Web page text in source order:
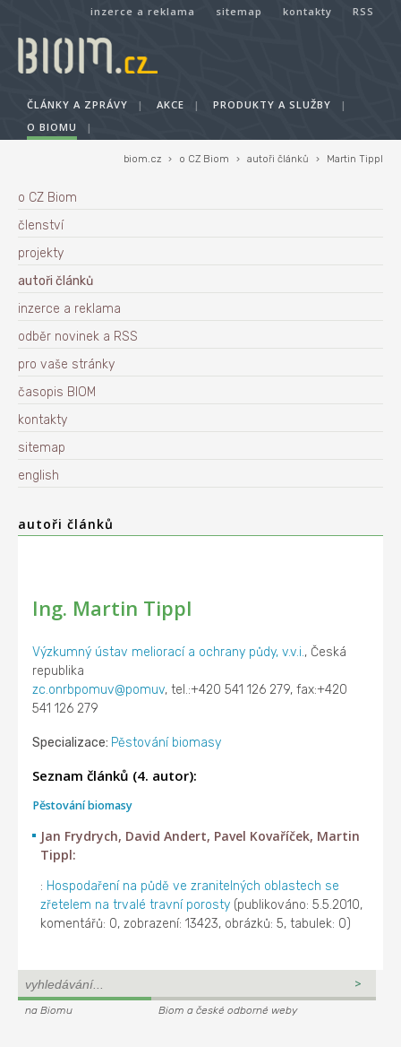
inzerce a reklama sitemap kontakty RSS
ČLÁNKY A ZPRÁVY | AKCE | PRODUKTY A SLUŽBY
|
O BIOMU
|
biom.cz › o CZ Biom › autoři článků › Martin Tippl
o CZ Biom
členství
projekty
autoři článků
inzerce a reklama
odběr novinek a RSS
pro vaše stránky
časopis BIOM
kontakty
sitemap
english
autoři článků
Ing. Martin Tippl
Výzkumný ústav meliorací a ochrany půdy, v.v.i., Česká
republika
zc.onrbpomuv@pomuv, tel.:+420 541 126 279, fax:+420
541 126 279
Specializace: Pěstování biomasy
Seznam článků (4. autor):
Pěstování biomasy
Jan Frydrych, David Andert, Pavel Kovaříček, Martin
Tippl:
: Hospodaření na půdě ve zranitelných oblastech se
zřetelem na trvalé travní porosty (publikováno: 5.5.2010,
komentářů: 0, zobrazení: 13423, obrázků: 5, tabulek: 0)
na Biomu Biom a české odborné weby